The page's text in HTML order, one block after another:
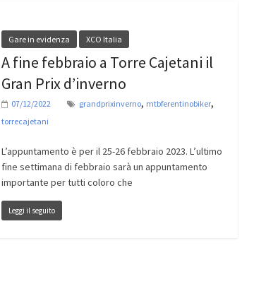
Gare in evidenza XCO Italia
A fine febbraio a Torre Cajetani il
Gran Prix d’inverno
07/12/2022 grandprixinverno, mtbferentinobiker,
torrecajetani
L’appuntamento è per il 25-26 febbraio 2023. L’ultimo
fine settimana di febbraio sarà un appuntamento
importante per tutti coloro che
Leggi il seguito